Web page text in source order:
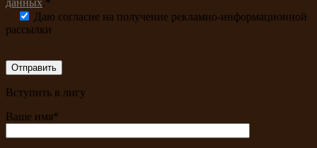
Даю согласие на получение рекламно-информационной
рассылки
Вступить в лигу
Ваше имя*